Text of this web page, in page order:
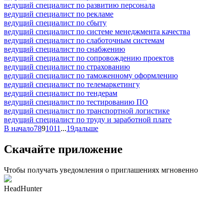
ведущий специалист по развитию персонала
ведущий специалист по рекламе
ведущий специалист по сбыту
ведущий специалист по системе менеджмента качества
ведущий специалист по слаботочным системам
ведущий специалист по снабжению
ведущий специалист по сопровождению проектов
ведущий специалист по страхованию
ведущий специалист по таможенному оформлению
ведущий специалист по телемаркетингу
ведущий специалист по тендерам
ведущий специалист по тестированию ПО
ведущий специалист по транспортной логистике
ведущий специалист по труду и заработной плате
В начало7891011 ...19дальше
Скачайте приложение
Чтобы получать уведомления о приглашениях мгновенно
HeadHunter